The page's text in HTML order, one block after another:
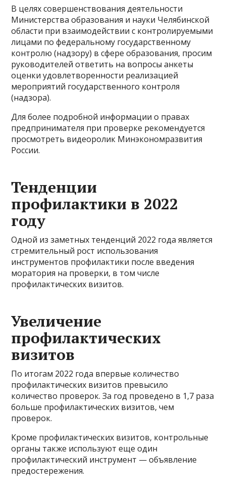
В целях совершенствования деятельности
Министерства образования и науки Челябинской
области при взаимодействии с контролируемыми
лицами по федеральному государственному
контролю (надзору) в сфере образования, просим
руководителей ответить на вопросы анкеты
оценки удовлетворенности реализацией
мероприятий государственного контроля
(надзора).
Для более подробной информации о правах
предпринимателя при проверке рекомендуется
просмотреть видеоролик Минэкономразвития
России.
Тенденции
профилактики в 2022
году
Одной из заметных тенденций 2022 года является
стремительный рост использования
инструментов профилактики после введения
моратория на проверки, в том числе
профилактических визитов.
Увеличение
профилактических
визитов
По итогам 2022 года впервые количество
профилактических визитов превысило
количество проверок. За год проведено в 1,7 раза
больше профилактических визитов, чем
проверок.
Кроме профилактических визитов, контрольные
органы также используют еще один
профилактический инструмент — объявление
предостережения.